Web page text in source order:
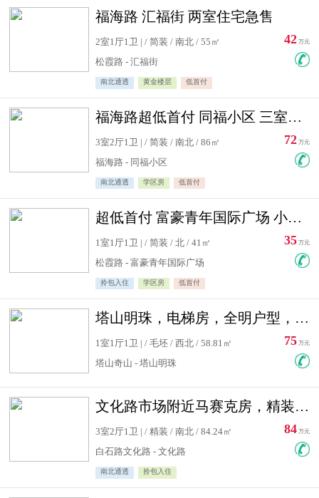
福海路 汇福街 两室住宅急售
2室1厅1卫 | / 简装 / 南北 / 55㎡
松霞路 - 汇福街
南北通透 黄金楼层 低首付
42 万元
福海路超低首付 同福小区 三室住宅急售
3室2厅1卫 | / 简装 / 南北 / 86㎡
福海路 - 同福小区
南北通透 学区房 低首付
72 万元
超低首付 富豪青年国际广场 小高层住宅急售
1室1厅1卫 | / 简装 / 北 / 41㎡
松霞路 - 富豪青年国际广场
拎包入住 学区房 低首付
35 万元
塔山明珠，电梯房，全明户型，视野好，毛坯房，看房有钥匙
1室1厅1卫 | / 毛坯 / 西北 / 58.81㎡
塔山奇山 - 塔山明珠
75 万元
文化路市场附近马赛克房，精装修三居室，南北通透，实用面积大
3室2厅1卫 | / 精装 / 南北 / 84.24㎡
白石路文化路 - 文化路
南北通透 拎包入住
84 万元